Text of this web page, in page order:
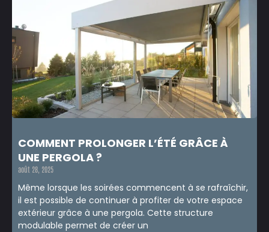
COMMENT PROLONGER L’ÉTÉ GRÂCE À
UNE PERGOLA ?
août 28, 2025
Même lorsque les soirées commencent à se rafraîchir,
il est possible de continuer à profiter de votre espace
extérieur grâce à une pergola. Cette structure
modulable permet de créer un